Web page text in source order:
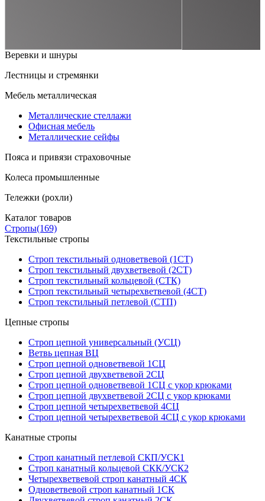
Веревки и шнуры
Лестницы и стремянки
Мебель металлическая
Металлические стеллажи
Офисная мебель
Металлические сейфы
Пояса и привязи страховочные
Колеса промышленные
Тележки (рохли)
Каталог товаров
Стропы(169)
Текстильные стропы
Строп текстильный одноветвевой (1СТ)
Строп текстильный двухветвевой (2СТ)
Строп текстильный кольцевой (СТК)
Строп текстильный четырехветвевой (4СТ)
Строп текстильный петлевой (СТП)
Цепные стропы
Строп цепной универсальный (УСЦ)
Ветвь цепная ВЦ
Строп цепной одноветвевой 1СЦ
Строп цепной двухветвевой 2СЦ
Строп цепной одноветвевой 1СЦ с укор крюками
Строп цепной двухветвевой 2СЦ с укор крюками
Строп цепной четырехветвевой 4СЦ
Строп цепной четырехветвевой 4СЦ с укор крюками
Канатные стропы
Строп канатный петлевой СКП/УСК1
Строп канатный кольцевой СКК/УСК2
Четырехветвевой строп канатный 4СК
Одноветвевой строп канатный 1СК